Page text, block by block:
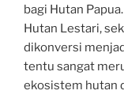
bagi Hutan
Hutan Lestari,
dikonversi
tentu sangat
ekosistem hutan